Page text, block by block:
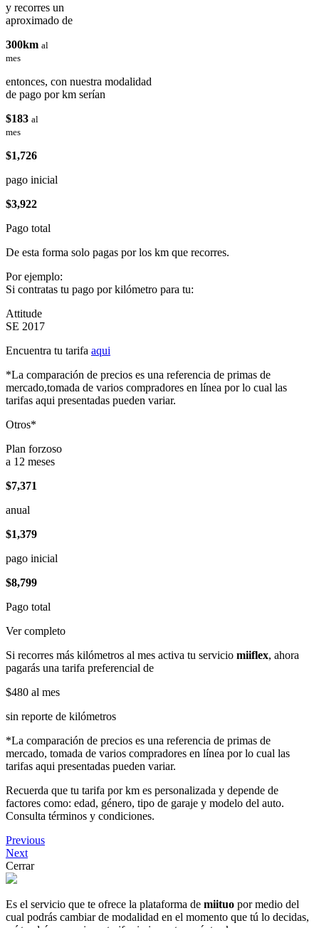
y recorres un
aproximado de
300km al
mes
entonces, con nuestra modalidad
de pago por km serían
$183 al
mes
$1,726
pago inicial
$3,922
Pago total
De esta forma solo pagas por los km que recorres.
Por ejemplo:
Si contratas tu pago por kilómetro para tu:
Attitude
SE 2017
Encuentra tu tarifa aqui
*La comparación de precios es una referencia de primas de
mercado,tomada de varios compradores en línea por lo cual las
tarifas aqui presentadas pueden variar.
Otros*
Plan forzoso
a 12 meses
$7,371
anual
$1,379
pago inicial
$8,799
Pago total
Ver completo
Si recorres más kilómetros al mes activa tu servicio miiflex, ahora
pagarás una tarifa preferencial de
$480 al mes
sin reporte de kilómetros
*La comparación de precios es una referencia de primas de
mercado, tomada de varios compradores en línea por lo cual las
tarifas aqui presentadas pueden variar.
Recuerda que tu tarifa por km es personalizada y depende de
factores como: edad, género, tipo de garaje y modelo del auto.
Consulta términos y condiciones.
Previous
Next
Cerrar
Es el servicio que te ofrece la plataforma de miituo por medio del
cual podrás cambiar de modalidad en el momento que tú lo decidas,